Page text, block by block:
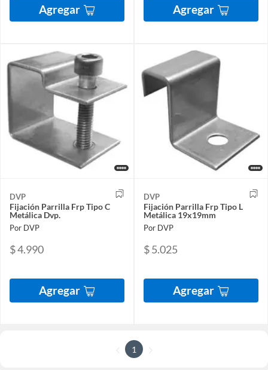
Agregar Agregar
DVP
Fijación Parrilla Frp Tipo C
Metálica Dvp.
Por DVP
$ 4.990
Agregar
DVP
Fijación Parrilla Frp Tipo L
Metálica 19x19mm
Por DVP
$ 5.025
Agregar
1